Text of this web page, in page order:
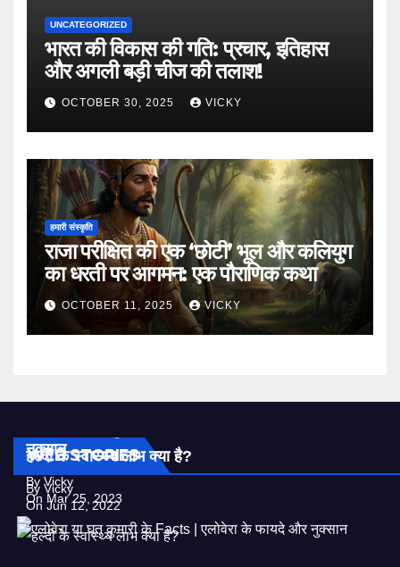
UNCATEGORIZED
भारत की विकास की गति: प्रचार, इतिहास
और अगली बड़ी चीज की तलाश!
OCTOBER 30, 2025 VICKY
हमारी संस्कृति
राजा परीक्षित की एक ‘छोटी’ भूल और कलियुग
का धरती पर आगमन: एक पौराणिक कथा
OCTOBER 11, 2025 VICKY
WEB STORIES
नुक्सान
By Vicky
On Mar 25, 2023
हल्दी के स्वास्थ्य लाभ क्या है?
By Vicky
On Jun 12, 2022